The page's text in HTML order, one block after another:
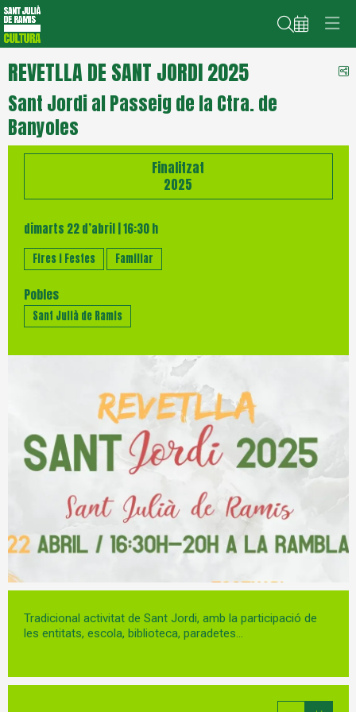
Cerca
REVETLLA DE SANT JORDI 2025
Sant Jordi al Passeig de la Ctra. de
Banyoles
Finalitzat
2025
dimarts 22 d’abril| 16:30 h
Fires i Festes Familiar
Pobles
Sant Julià de Ramis
Diapositiva 1 de 1
Tradicional activitat de Sant Jordi, amb la participació de
les entitats, escola, biblioteca, paradetes...